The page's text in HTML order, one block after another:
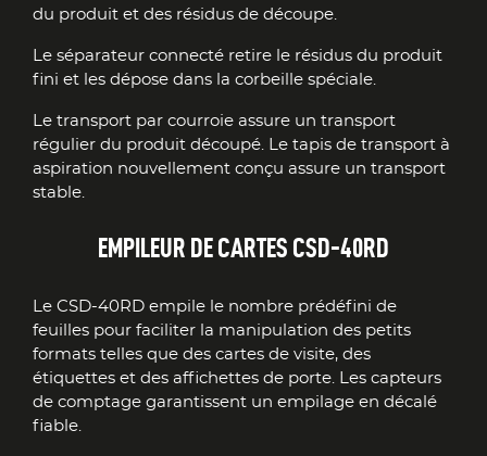
du produit et des résidus de découpe.
Le séparateur connecté retire le résidus du produit
fini et les dépose dans la corbeille spéciale.
Le transport par courroie assure un transport
régulier du produit découpé. Le tapis de transport à
aspiration nouvellement conçu assure un transport
stable.
EMPILEUR DE CARTES CSD-40RD
Le CSD-40RD empile le nombre prédéfini de
feuilles pour faciliter la manipulation des petits
formats telles que des cartes de visite, des
étiquettes et des affichettes de porte. Les capteurs
de comptage garantissent un empilage en décalé
fiable.